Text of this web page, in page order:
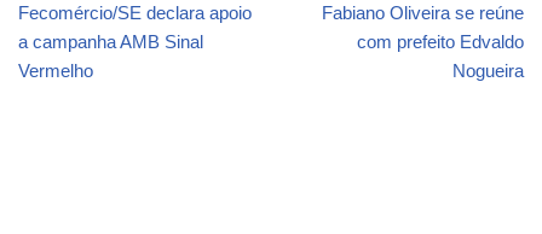
Fecomércio/SE declara apoio
a campanha AMB Sinal
Vermelho
Fabiano Oliveira se reúne
com prefeito Edvaldo
Nogueira